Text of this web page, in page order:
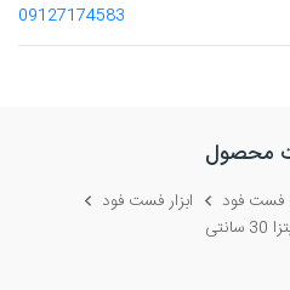
09127174583
محصول
فست فود
ابزار فست فود